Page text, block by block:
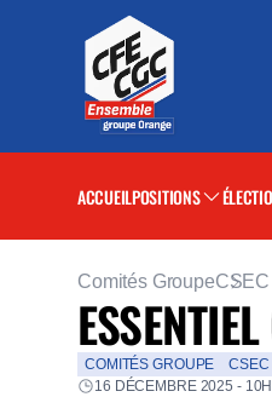
ACCUEILPOSITIONS
Comités Groupe
COMITÉS GROUPE
CSEC
16 DÉCEMBRE 2025 -